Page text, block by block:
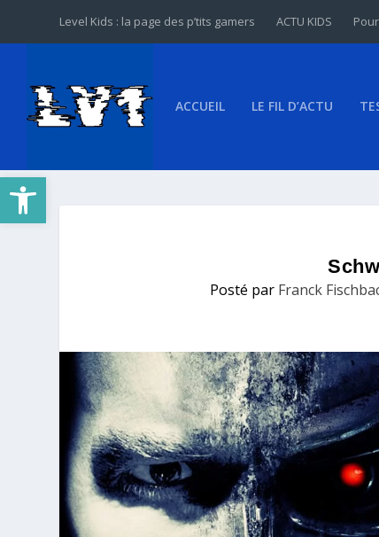
Ouvrir la barre d’outils
Level Kids : la page des p’tits gamers ACTU KIDS
ACCUEIL LE FIL D’ACTU
Posté par Franck